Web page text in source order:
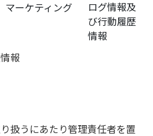
マーケティング
ログ情報及
び行動履歴
情報
報
扱うにあたり管理責任者を置